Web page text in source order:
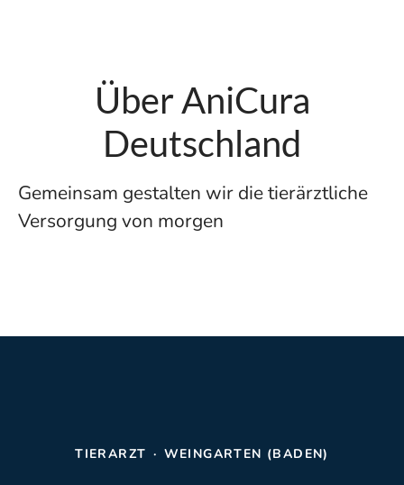
Über AniCura
Deutschland
Gemeinsam gestalten wir die tierärztliche
Versorgung von morgen
TIERARZT · WEINGARTEN (BADEN)